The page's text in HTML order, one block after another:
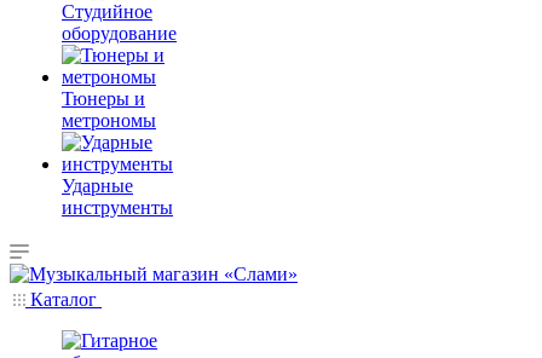
Студийное
оборудование
Тюнеры и
метрономы
Ударные
инструменты
Каталог